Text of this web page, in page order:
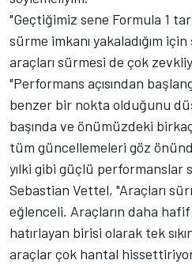
"Geçtiğimiz sene Formula 1
sürme imkanı yakaladığım
araçları sürmesi de çok
"Performans açısından
benzer bir nokta olduğunu
başında ve önümüzdeki
tüm güncellemeleri göz
yılki gibi güçlü performanslar
Sebastian Vettel, "Araçları
eğlenceli. Araçların daha
hatırlayan birisi olarak tek
araçlar çok hantal